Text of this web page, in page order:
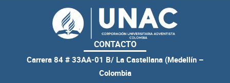
CONTACTO
Carrera 84 # 33AA-01 B/ La Castellana (Medellín –
Colombia